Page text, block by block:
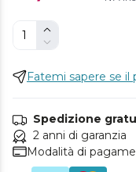
Fatemi sapere se il
Spedizione
2 anni di garanzia
Modalità di